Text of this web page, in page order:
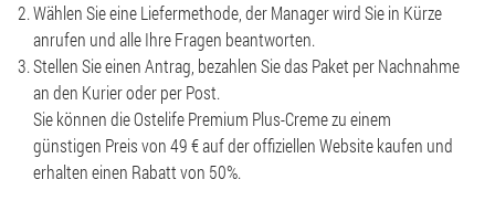
Wählen Sie eine Liefermethode, der Manager wird Sie in Kürze
anrufen und alle Ihre Fragen beantworten.
Stellen Sie einen Antrag, bezahlen Sie das Paket per Nachnahme
an den Kurier oder per Post.
Sie können die Ostelife Premium Plus-Creme zu einem
günstigen Preis von 49 € auf der offiziellen Website kaufen und
erhalten einen Rabatt von 50%.